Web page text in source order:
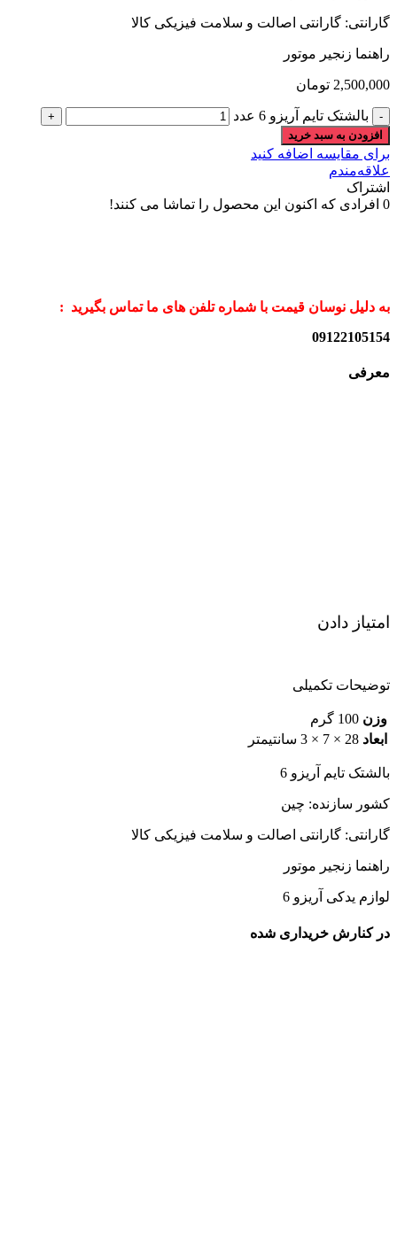
گارانتی: گارانتی اصالت و سلامت فیزیکی کالا
راهنما زنجیر موتور
2,500,000 تومان
بالشتک تایم آریزو 6 عدد
افزودن به سبد خرید
برای مقایسه اضافه کنید
علاقه‌مندم
اشتراک
0 افرادی که اکنون این محصول را تماشا می کنند!
به دلیل نوسان قیمت با شماره تلفن های ما تماس بگیرید :
09122105154
معرفی
امتیاز دادن
توضیحات تکمیلی
وزن 100 گرم
ابعاد 28 × 7 × 3 سانتیمتر
بالشتک تایم آریزو 6
کشور سازنده: چین
گارانتی: گارانتی اصالت و سلامت فیزیکی کالا
راهنما زنجیر موتور
لوازم یدکی آریزو 6
در کنارش خریداری شده